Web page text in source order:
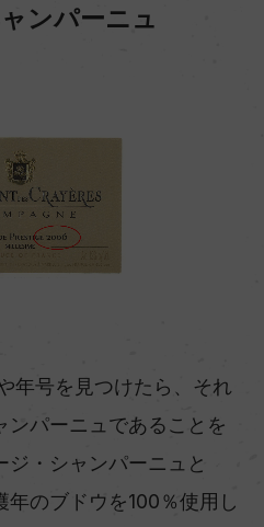
ンパーニュ
年号を見つけたら、それ
ンパーニュであることを
・シャンパーニュと
のブドウを100％使用し